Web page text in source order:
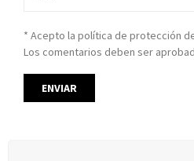
* Acepto la política de protección
Los comentarios deben ser